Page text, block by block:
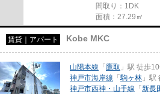
間取り：1DK
面積：27.29㎡
賃貸｜アパート Kobe MKC
山陽本線 「 鷹取 」駅 徒歩
神戸市海岸線 「駒ヶ林 」駅
神戸市西神・山手線 「 新長